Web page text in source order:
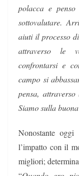
polacca e
sottovalutare.
aiuti il processo
attraverso le
confrontarsi e
campo si
pensa,
Siamo sulla
Nonostante
l’impatto con il
migliori;